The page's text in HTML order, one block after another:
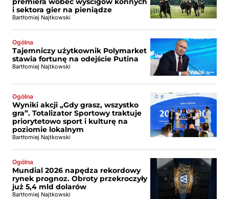
i sektora gier na pieniądze
Bartłomiej Najtkowski
Ogólna
Tajemniczy użytkownik Polymarket
stawia fortunę na odejście Putina
Bartłomiej Najtkowski
Ogólna
Wyniki akcji „Gdy grasz, wszystko
gra”. Totalizator Sportowy traktuje
priorytetowo sport i kulturę na
poziomie lokalnym
Bartłomiej Najtkowski
Ogólna
Mundial 2026 napędza rekordowy
rynek prognoz. Obroty przekroczyły
już 5,4 mld dolarów
Bartłomiej Najtkowski